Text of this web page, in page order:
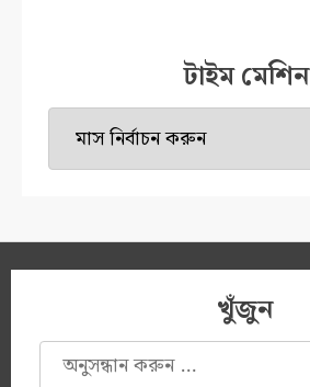
টাইম মেশিন
টাইম
মেশিন
খুঁজুন
অনুসন্ধানঃ